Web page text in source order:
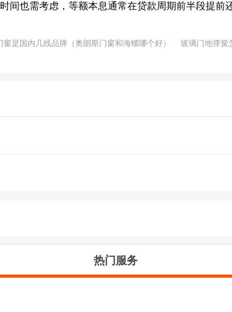
间也需考虑，等额本息通常在贷款周期前半段提
窗是国内几线品牌（奥朗斯门窗和海螺哪个好） 玻璃门地弹簧
热门服务